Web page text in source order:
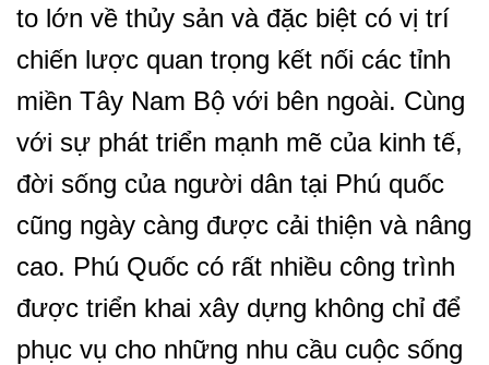
to lớn về thủy sản và đặc biệt có vị trí
chiến lược quan trọng kết nối các tỉnh
miền Tây Nam Bộ với bên ngoài. Cùng
với sự phát triển mạnh mẽ của kinh tế,
đời sống của người dân tại Phú quốc
cũng ngày càng được cải thiện và nâng
cao. Phú Quốc có rất nhiều công trình
được triển khai xây dựng không chỉ để
phục vụ cho những nhu cầu cuộc sống